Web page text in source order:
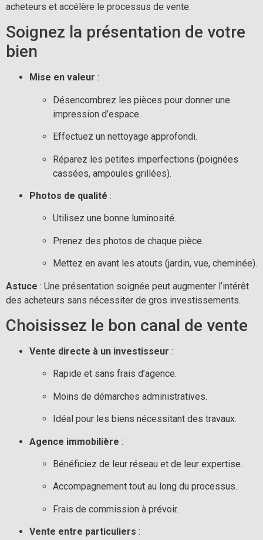
acheteurs et accélère le processus de vente.
Soignez la présentation de votre
bien
Mise en valeur :
Désencombrez les pièces pour donner une
impression d’espace.
Effectuez un nettoyage approfondi.
Réparez les petites imperfections (poignées
cassées, ampoules grillées).
Photos de qualité :
Utilisez une bonne luminosité.
Prenez des photos de chaque pièce.
Mettez en avant les atouts (jardin, vue, cheminée).
Astuce : Une présentation soignée peut augmenter l’intérêt
des acheteurs sans nécessiter de gros investissements.
Choisissez le bon canal de vente
Vente directe à un investisseur :
Rapide et sans frais d’agence.
Moins de démarches administratives.
Idéal pour les biens nécessitant des travaux.
Agence immobilière :
Bénéficiez de leur réseau et de leur expertise.
Accompagnement tout au long du processus.
Frais de commission à prévoir.
Vente entre particuliers :